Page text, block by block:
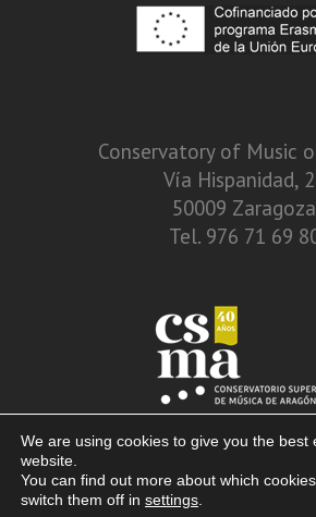
Conservatory of Music
Vía Hispanidad,
50009 Zaragoza
Tel. 976 71 69
We are using cookies to give you the best
website.
You can find out more about which
switch them off in settings